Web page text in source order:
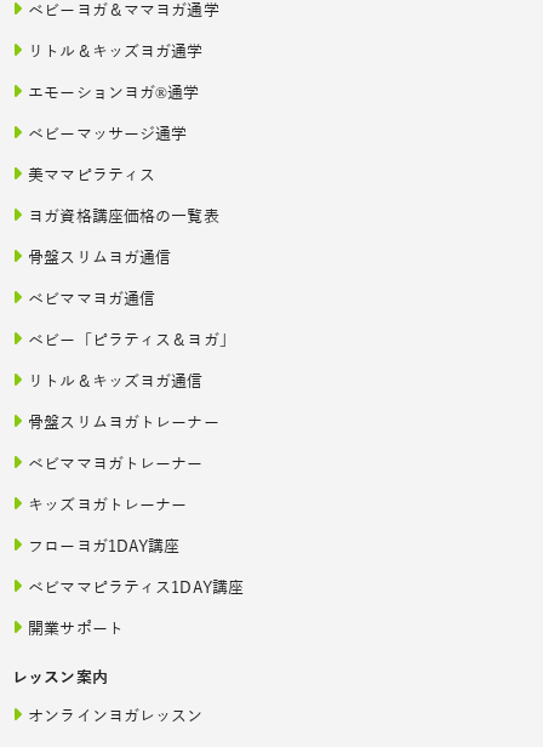
ベビーヨガ＆ママヨガ通学
リトル＆キッズヨガ通学
エモーションヨガ®通学
ベビーマッサージ通学
美ママピラティス
ヨガ資格講座価格の一覧表
骨盤スリムヨガ通信
ベビママヨガ通信
ベビー「ピラティス＆ヨガ」
リトル＆キッズヨガ通信
骨盤スリムヨガトレーナー
ベビママヨガトレーナー
キッズヨガトレーナー
フローヨガ1DAY講座
ベビママピラティス1DAY講座
開業サポート
レッスン案内
オンラインヨガレッスン